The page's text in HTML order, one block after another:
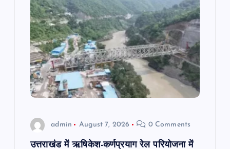
admin August 7, 2026 0 Comments
उत्तराखंड में ऋषिकेश-कर्णप्रयाग रेल परियोजना में